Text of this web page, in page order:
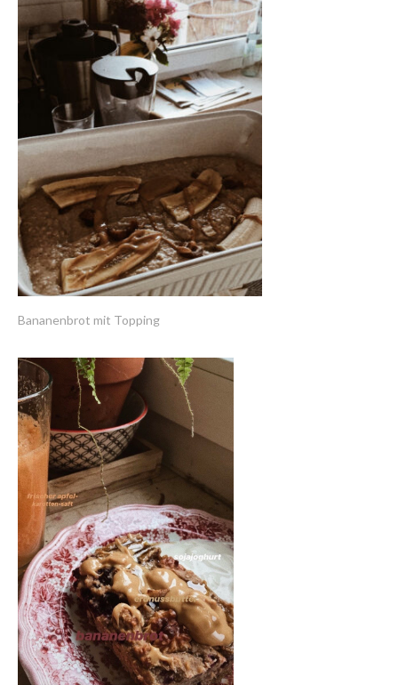
Bananenbrot mit Topping